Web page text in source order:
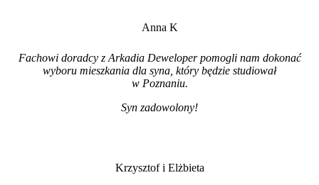
Anna K
Fachowi doradcy z Arkadia Deweloper pomogli nam dokonać
wyboru mieszkania dla syna, który będzie studiował
w Poznaniu.
Syn zadowolony!
Krzysztof i Elżbieta